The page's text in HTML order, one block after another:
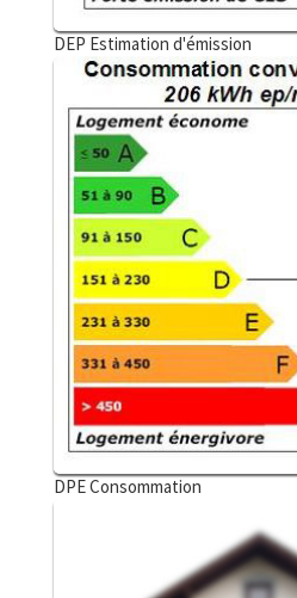
DEP Estimation d'émission
DPE Consommation